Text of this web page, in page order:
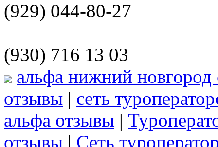
(929) 044-80-27
(930) 716 13 03
альфа нижний новгород
отзывы | сеть
альфа отзывы |
отзывы | Сеть